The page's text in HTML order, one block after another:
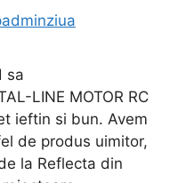
sa
LINE MOTOR RC
ieftin si bun. Avem
de produs uimitor,
la Reflecta din